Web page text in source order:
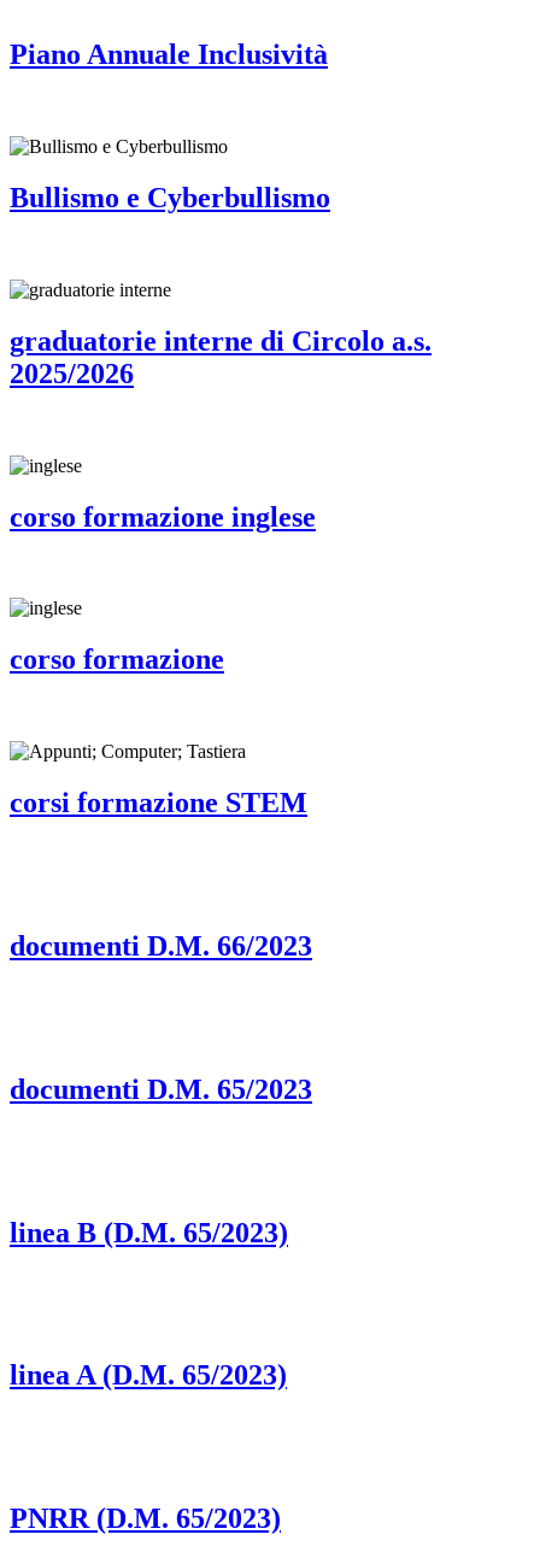
Piano Annuale Inclusività
Bullismo e Cyberbullismo
graduatorie interne di Circolo a.s.
2025/2026
corso formazione inglese
corso formazione
corsi formazione STEM
documenti D.M. 66/2023
documenti D.M. 65/2023
linea B (D.M. 65/2023)
linea A (D.M. 65/2023)
PNRR (D.M. 65/2023)